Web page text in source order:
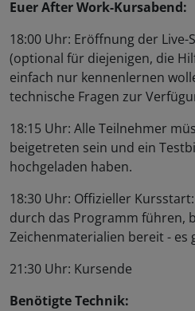
Euer After Work-Kursabend:
18:00 Uhr: Eröffnung der Live-
(optional für diejenigen, die
einfach nur kennenlernen
technische Fragen zur
18:15 Uhr: Alle Teilnehmer
beigetreten sein und ein
hochgeladen haben.
18:30 Uhr: Offizieller
durch das Programm führen,
Zeichenmaterialien bereit - es
21:30 Uhr: Kursende
Benötigte Technik: